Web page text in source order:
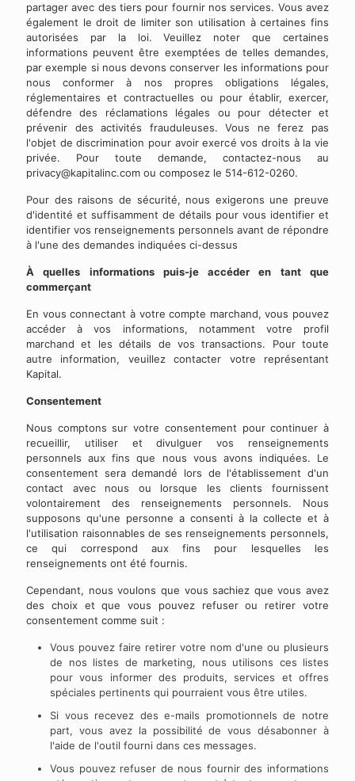
partager avec des tiers pour fournir nos services. Vous avez
également le droit de limiter son utilisation à certaines fins
autorisées par la loi. Veuillez noter que certaines
informations peuvent être exemptées de telles demandes,
par exemple si nous devons conserver les informations pour
nous conformer à nos propres obligations légales,
réglementaires et contractuelles ou pour établir, exercer,
défendre des réclamations légales ou pour détecter et
prévenir des activités frauduleuses. Vous ne ferez pas
l'objet de discrimination pour avoir exercé vos droits à la vie
privée. Pour toute demande, contactez-nous au
privacy@kapitalinc.com ou composez le 514-612-0260.
Pour des raisons de sécurité, nous exigerons une preuve
d'identité et suffisamment de détails pour vous identifier et
identifier vos renseignements personnels avant de répondre
à l'une des demandes indiquées ci-dessus
À quelles informations puis-je accéder en tant que
commerçant
En vous connectant à votre compte marchand, vous pouvez
accéder à vos informations, notamment votre profil
marchand et les détails de vos transactions. Pour toute
autre information, veuillez contacter votre représentant
Kapital.
Consentement
Nous comptons sur votre consentement pour continuer à
recueillir, utiliser et divulguer vos renseignements
personnels aux fins que nous vous avons indiquées. Le
consentement sera demandé lors de l'établissement d'un
contact avec nous ou lorsque les clients fournissent
volontairement des renseignements personnels. Nous
supposons qu'une personne a consenti à la collecte et à
l'utilisation raisonnables de ses renseignements personnels,
ce qui correspond aux fins pour lesquelles les
renseignements ont été fournis.
Cependant, nous voulons que vous sachiez que vous avez
des choix et que vous pouvez refuser ou retirer votre
consentement comme suit :
Vous pouvez faire retirer votre nom d'une ou plusieurs
de nos listes de marketing, nous utilisons ces listes
pour vous informer des produits, services et offres
spéciales pertinents qui pourraient vous être utiles.
Si vous recevez des e-mails promotionnels de notre
part, vous avez la possibilité de vous désabonner à
l'aide de l'outil fourni dans ces messages.
Vous pouvez refuser de nous fournir des informations